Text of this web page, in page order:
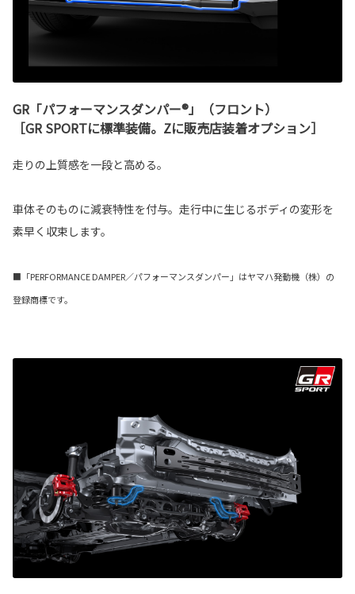
GR「パフォーマンスダンパー®」（フロント）
［GR SPORTに標準装備。Zに販売店装着オプション］
走りの上質感を一段と高める。
車体そのものに減衰特性を付与。走行中に生じるボディの変形を
素早く収束します。
■「PERFORMANCE DAMPER／パフォーマンスダンパー」はヤマハ発動機（株）の
登録商標です。